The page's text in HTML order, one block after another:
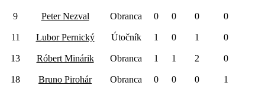
9 Peter Nezval Obranca 0 0 0 0
11 Lubor Pernický Útočník 1 0 1 0
13 Róbert Minárik Obranca 1 1 2 0
18 Bruno Pirohár Obranca 0 0 0 1